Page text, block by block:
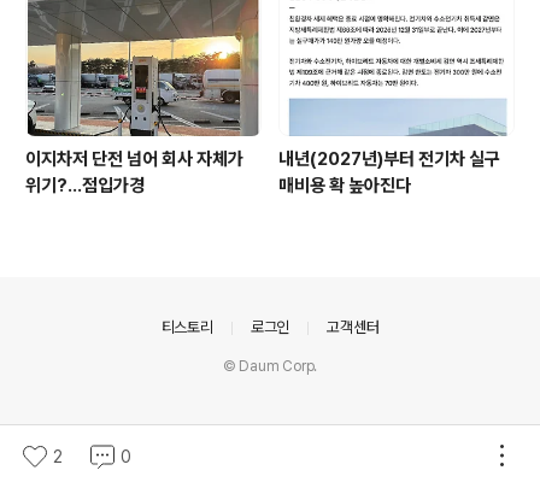
이지차저 단전 넘어 회사 자체가
위기?...점입가경
내년(2027년)부터 전기차 실구
매비용 확 높아진다
2 0
티스토리 로그인 고객센터
© Daum Corp.